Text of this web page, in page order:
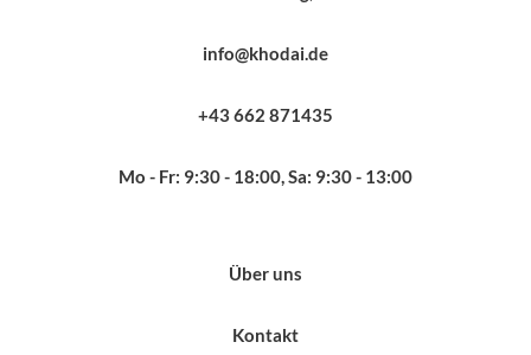
info@khodai.de
+43 662 871435
Mo - Fr: 9:30 - 18:00, Sa: 9:30 - 13:00
Über uns
Kontakt